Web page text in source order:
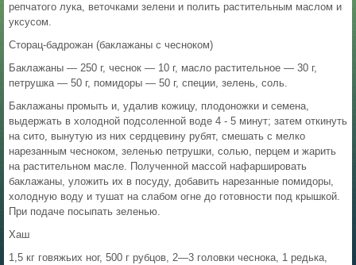
репчатого лука, веточками зелени и полить растительным маслом и
уксусом.
Сторац-бадрожан (баклажаны с чесноком)
Баклажаны — 250 г, чеснок — 10 г, масло растительное — 30 г,
петрушка — 50 г, помидоры — 50 г, специи, зелень, соль.
Баклажаны промыть и, удалив кожицу, плодоножки и семена,
выдержать в холодной подсоленной воде 4 - 5 минут; затем откинуть
на сито, вынутую из них сердцевину рубят, смешать с мелко
нарезанным чесноком, зеленью петрушки, солью, перцем и жарить
на растительном масле. Полученной массой нафаршировать
баклажаны, уложить их в посуду, добавить нарезанные помидоры,
холодную воду и тушат на слабом огне до готовности под крышкой.
При подаче посыпать зеленью.
Хаш
1,5 кг говяжьих ног, 500 г рубцов, 2—3 головки чеснока, 1 редька,